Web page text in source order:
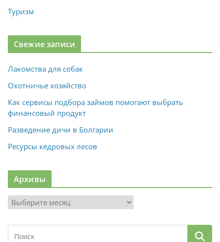
Туризм
Свежие записи
Лакомства для собак
Охотничье хозяйство
Как сервисы подбора займов помогают выбрать
финансовый продукт
Разведение дичи в Болгарии
Ресурсы кедровых лесов
Архивы
р
х